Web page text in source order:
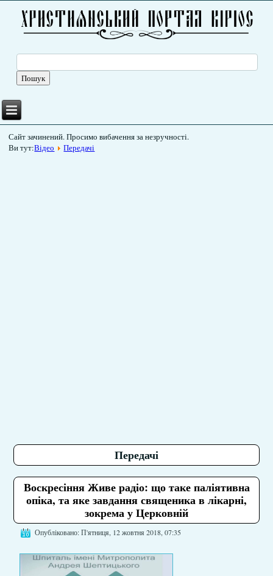
Сайт зачинений. Просимо вибачення за незручності.
Ви тут:Відео Передачі
Передачі
Воскресіння Живе радіо: що таке паліятивна
опіка, та яке завдання священика в лікарні,
зокрема у Церковній
Опубліковано: П'ятниця, 12 жовтня 2018, 07:35